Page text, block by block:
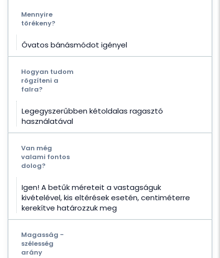
Mennyire
törékeny?
Óvatos bánásmódot igényel
Hogyan tudom
rögzíteni a
falra?
Legegyszerűbben kétoldalas ragasztó
használatával
Van még
valami fontos
dolog?
Igen! A betűk méreteit a vastagságuk
kivételével, kis eltérések esetén, centiméterre
kerekítve határozzuk meg
Magasság -
szélesség
arány